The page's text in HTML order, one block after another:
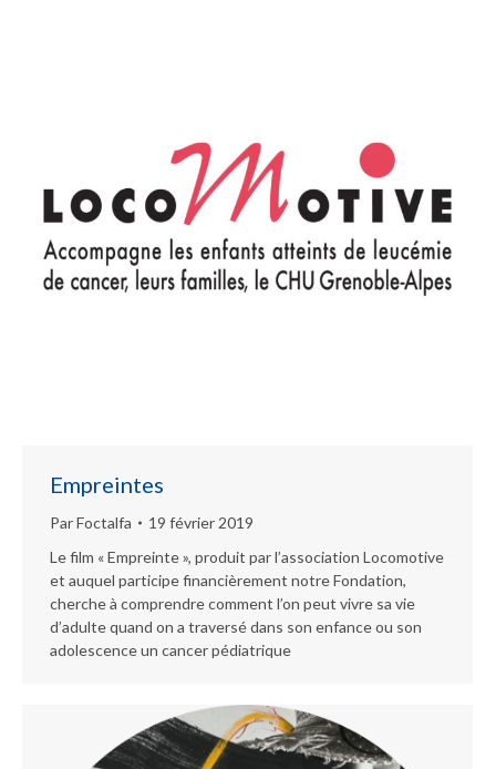
Empreintes
ParFoctalfa
19 février 2019
Le film « Empreinte », produit par l’association Locomotive
et auquel participe financièrement notre Fondation,
cherche à comprendre comment l’on peut vivre sa vie
d’adulte quand on a traversé dans son enfance ou son
adolescence un cancer pédiatrique